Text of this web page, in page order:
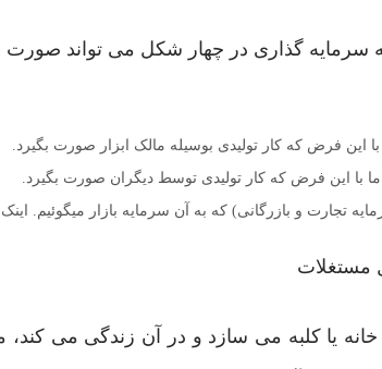
که سرمایه گذاری در چهار شکل می تواند
این فرض که کار تولیدی بوسیله مالک ابزار صورت بگیرد.
با این فرض که کار تولیدی توسط دیگران صورت بگیرد.
تجارت و بازرگانی) که به آن سرمایه بازار میگوئیم.
مستغلات
یا کلبه می سازد و در آن زندگی می کند،